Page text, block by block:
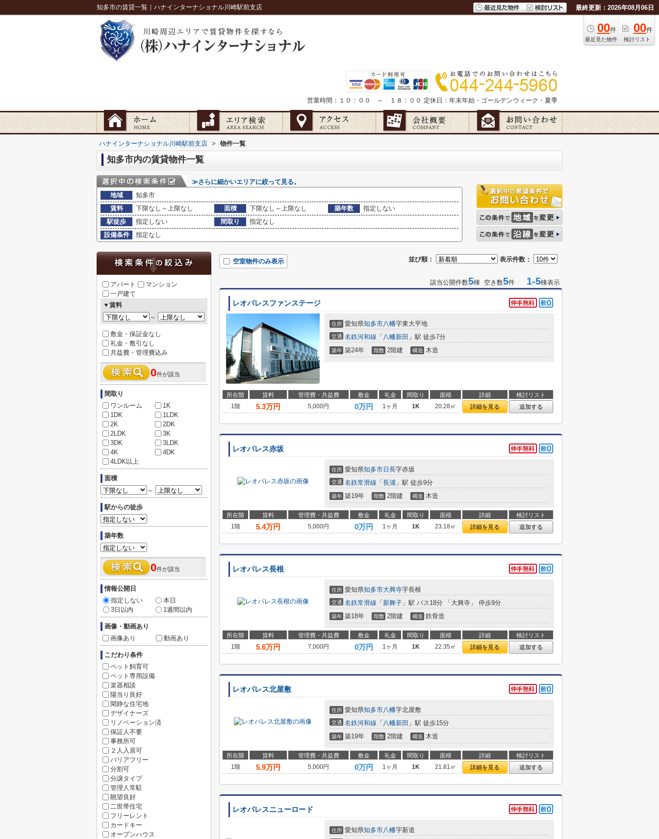
知多市の賃貸一覧｜ハナインターナショナル川崎駅前支店 最終更新：2026年08月06日
00件
最近見た物件
00件
検討リスト
営業時間：１０：００ ～ １８：００ 定休日：年末年始・ゴールデンウィーク・夏季
ハナインターナショナル川崎駅前支店 > 物件一覧
知多市内の賃貸物件一覧
≫さらに細かいエリアに絞って見る。
地域
知多市
賃料
下限なし～上限なし 面積 下限なし～上限なし 築年数
指定しない
駅徒歩
指定しない 間取り
指定なし
設備条件
指定なし
並び順： 表示件数：
空室物件のみ表示
該当公開件数5棟 空き数5件 1-5棟表示
レオパレスファンステージ
住所 愛知県知多市八幡字東大平地
交通 名鉄河和線 「 八幡新田 」駅 徒歩7分
築年 築24年 階数 2階建 構造 木造
所在階 賃料 管理費・共益費 敷金 礼金 間取り 面積 詳細
検討リスト
1階
5.3万円 5,000円 0万円 1ヶ月 1K 20.28㎡ 詳細を見る 追加する
レオパレス赤坂
住所 愛知県知多市 日長字赤坂
交通 名鉄常滑線 「 長浦 」駅 徒歩9分
築年 築19年 階数 2階建 構造 木造
所在階 賃料 管理費・共益費 敷金 礼金 間取り 面積 詳細
検討リスト
1階
5.4万円 5,000円 0万円 1ヶ月 1K 23.18㎡ 詳細を見る 追加する
レオパレス長根
住所 愛知県知多市大興寺字長根
交通 名鉄常滑線 「 新舞子 」駅 バス18分 「大興寺」 停歩9分
築年 築18年 階数 2階建 構造 鉄骨造
所在階 賃料 管理費・共益費 敷金 礼金 間取り 面積 詳細
検討リスト
1階
5.6万円 7,000円 0万円 1ヶ月 1K 22.35㎡ 詳細を見る 追加する
レオパレス北屋敷
住所 愛知県知多市八幡字北屋敷
交通 名鉄河和線 「 八幡新田 」駅 徒歩15分
築年 築19年 階数 2階建 構造 木造
所在階 賃料 管理費・共益費 敷金 礼金 間取り 面積 詳細
検討リスト
1階
5.9万円 5,000円 0万円 1ヶ月 1K 21.81㎡ 詳細を見る 追加する
レオパレスニューロード
住所 愛知県知多市八幡字新道
アパート
マンション
一戸建て
▼賃料
～
敷金・保証金なし
礼金・敷引なし
共益費・管理費込み
0件が該当
間取り
ワンルーム
1K
1DK
1LDK
2K
2DK
2LDK
3K
3DK
3LDK
4K
4DK
4LDK以上
面積
～
駅からの徒歩
築年数
0件が該当
情報公開日
指定しない
本日
3日以内
1週間以内
画像・動画あり
画像あり
動画あり
こだわり条件
ペット飼育可
ペット専用設備
楽器相談
陽当り良好
閑静な住宅地
デザイナーズ
リノベーション済
保証人不要
事務所可
２人入居可
バリアフリー
分割可
分譲タイプ
管理人常駐
眺望良好
二世帯住宅
フリーレント
カードキー
オープンハウス